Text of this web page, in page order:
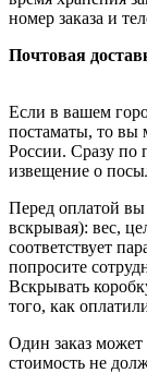
номер заказа и
Почтовая
Если в вашем
постаматы, то вы
России. Сразу по
извещение о
Перед оплатой вы
вскрывая): вес,
соответствует
попросите
Вскрывать
того, как
Один заказ может
стоимость не